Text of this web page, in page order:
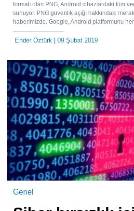
formatı olan PNG, Android cihazlardaki tüm
sunuyor. PNG güvenlik açığı hakkındaki
haberimizde. Google, Android platformunu her...
Ender Öztürk | 09 Şubat 2019
Genel